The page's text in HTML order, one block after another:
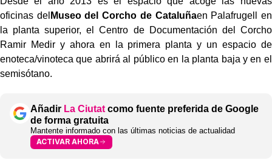
oficinas del Museo del Corcho de Cataluñaen Palafrugell en
la planta superior, el Centro de Documentación del Corcho
Ramir Medir y ahora en la primera planta y un espacio de
enoteca/vinoteca que abrirá al público en la planta baja y en el
semisótano.
Añadir La Ciutat como fuente preferida de Google
de forma gratuita
Mantente informado con las últimas noticias de actualidad
ACTIVAR AHORA